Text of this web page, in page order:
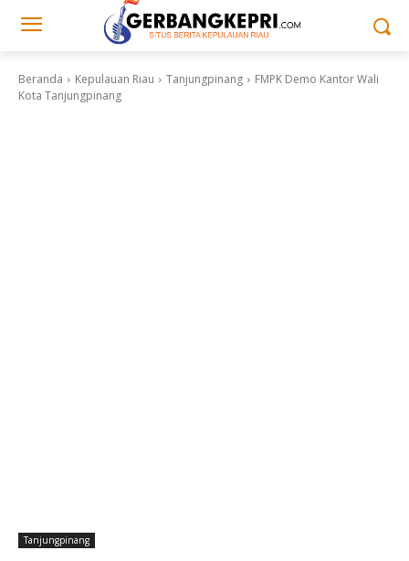
Beranda Kepulauan Riau Tanjungpinang
FMPK Demo Kantor Wali
Kota Tanjungpinang
Tanjungpinang